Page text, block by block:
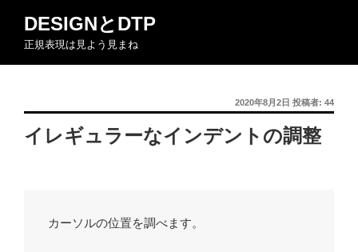
ン
DESIGNとDTP
正規表現は見よう見まね
投
稿
日:
2020年8月2日 投稿者: 44
イレギュラーなインデントの調整
カーソルの位置を調べます。